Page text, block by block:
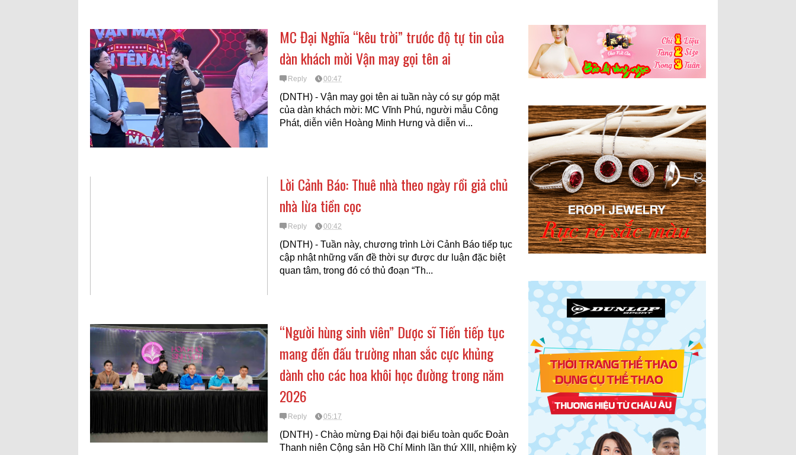
MC Đại Nghĩa “kêu trời” trước độ tự tin của
dàn khách mời Vận may gọi tên ai
Reply 00:47
(DNTH) - Vận may gọi tên ai tuần này có sự góp mặt
của dàn khách mời: MC Vĩnh Phú, người mẫu Công
Phát, diễn viên Hoàng Minh Hưng và diễn vi...
Lời Cảnh Báo: Thuê nhà theo ngày rồi giả chủ
nhà lừa tiền cọc
Reply 00:42
(DNTH) - Tuần này, chương trình Lời Cảnh Báo tiếp tục
cập nhật những vấn đề thời sự được dư luận đặc biệt
quan tâm, trong đó có thủ đoạn “Th...
“Người hùng sinh viên” Dược sĩ Tiến tiếp tục
mang đến đấu trường nhan sắc cực khủng
dành cho các hoa khôi học đường trong năm
2026
Reply 05:17
(DNTH) - Chào mừng Đại hội đại biểu toàn quốc Đoàn
Thanh niên Cộng sản Hồ Chí Minh lần thứ XIII, nhiệm kỳ